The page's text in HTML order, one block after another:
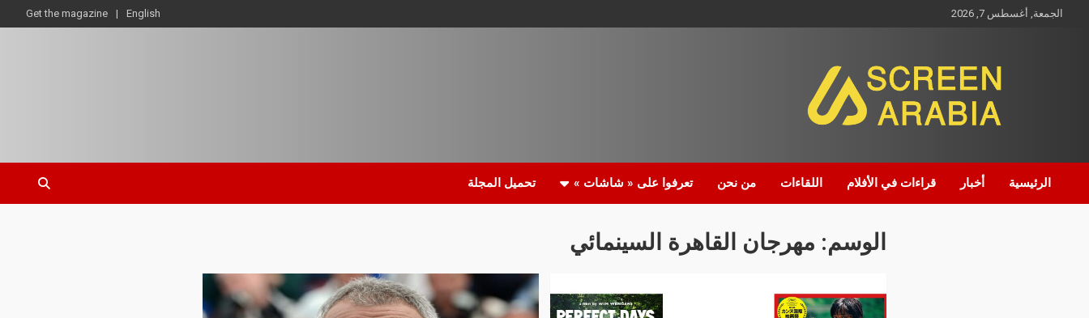
الجمعة, أغسطس 7, 2026 English
Get the magazine
Screen Arabia
الرئيسية أخبار قراءات في الأفلام اللقاءات من نحن تعرفوا على « شاشات » تحميل المجلة
الوسم: مهرجان القاهرة السينمائي